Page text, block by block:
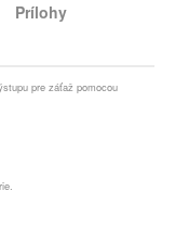
Prílohy
pre záťaž pomocou
.